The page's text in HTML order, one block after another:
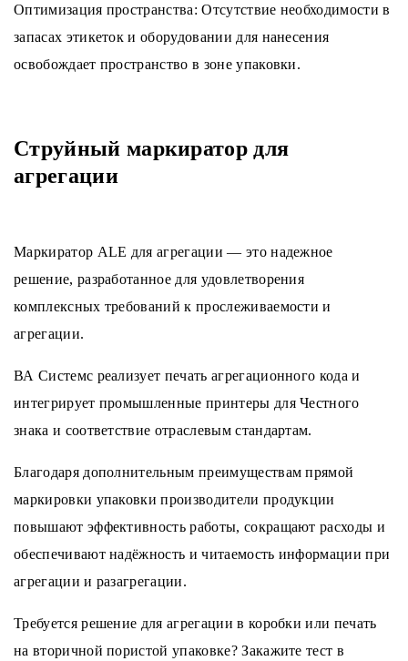
Оптимизация пространства: Отсутствие необходимости в
запасах этикеток и оборудовании для нанесения
освобождает пространство в зоне упаковки.
Струйный маркиратор для
агрегации
Маркиратор ALE для агрегации — это надежное
решение, разработанное для удовлетворения
комплексных требований к прослеживаемости и
агрегации.
ВА Системс реализует печать агрегационного кода и
интегрирует промышленные принтеры для Честного
знака и соответствие отраслевым стандартам.
Благодаря дополнительным преимуществам прямой
маркировки упаковки производители продукции
повышают эффективность работы, сокращают расходы и
обеспечивают надёжность и читаемость информации при
агрегации и разагрегации.
Требуется решение для агрегации в коробки или печать
на вторичной пористой упаковке? Закажите тест в